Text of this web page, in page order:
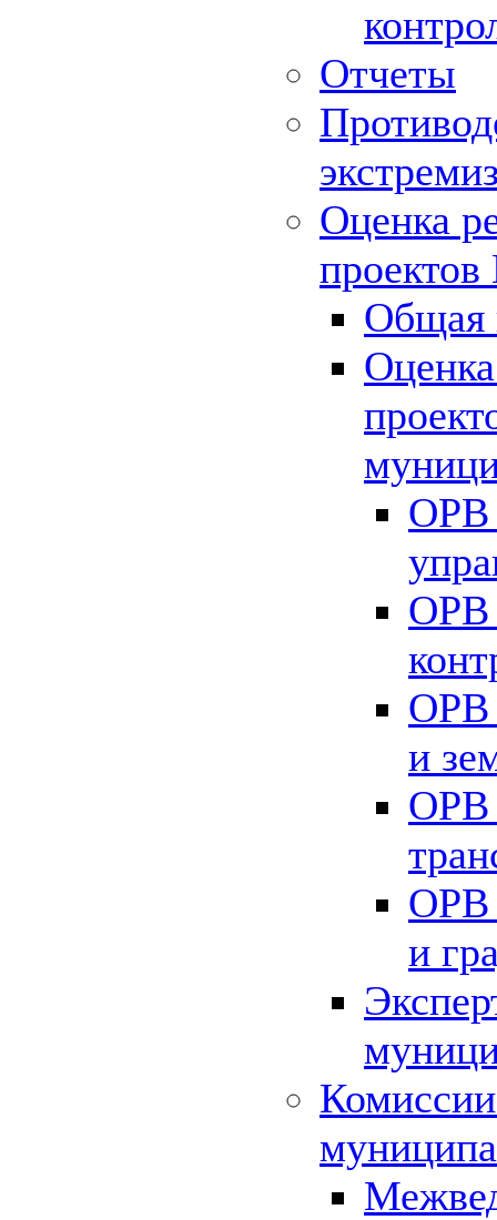
Отчеты
Оценка
Общая
ОРВ
ОРВ
ОРВ
и
ОРВ
ОРВ
и